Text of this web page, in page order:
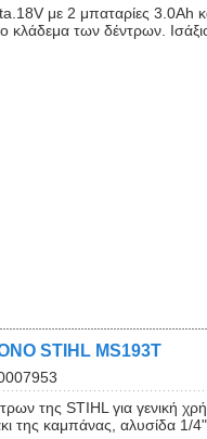
με 2 μπαταρίες 3.0Αh
κλάδεμα των δέντρων.
STIHL MS193Τ
της STIHL για γενική
της καμπάνας, αλυσίδα 1/